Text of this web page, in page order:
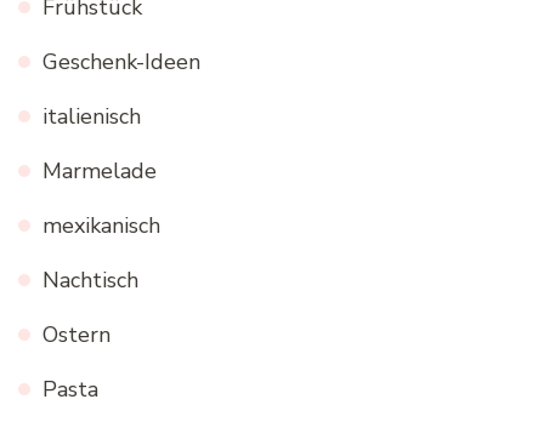
Frühstück
Geschenk-Ideen
italienisch
Marmelade
mexikanisch
Nachtisch
Ostern
Pasta